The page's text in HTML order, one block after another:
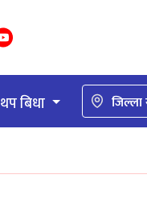
थप बिधा जिल्ला